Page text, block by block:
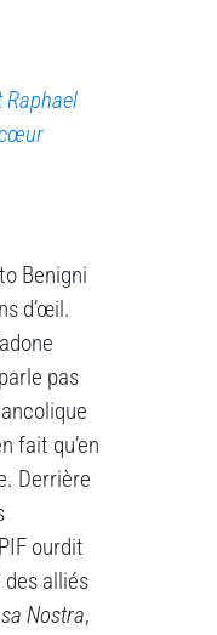
Raphael
cœur
Benigni
d’œil.
pas
fait qu’en
Derrière
ourdit
alliés
Nostra,